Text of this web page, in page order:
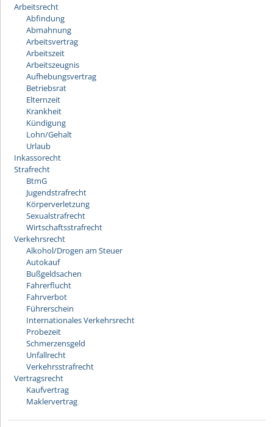
Arbeitsrecht
Abfindung
Abmahnung
Arbeitsvertrag
Arbeitszeit
Arbeitszeugnis
Aufhebungsvertrag
Betriebsrat
Elternzeit
Krankheit
Kündigung
Lohn/Gehalt
Urlaub
Inkassorecht
Strafrecht
BtmG
Jugendstrafrecht
Körperverletzung
Sexualstrafrecht
Wirtschaftsstrafrecht
Verkehrsrecht
Alkohol/Drogen am Steuer
Autokauf
Bußgeldsachen
Fahrerflucht
Fahrverbot
Führerschein
Internationales Verkehrsrecht
Probezeit
Schmerzensgeld
Unfallrecht
Verkehrsstrafrecht
Vertragsrecht
Kaufvertrag
Maklervertrag